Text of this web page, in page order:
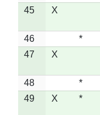
45
X
46 *
47
X
48 *
49
X *